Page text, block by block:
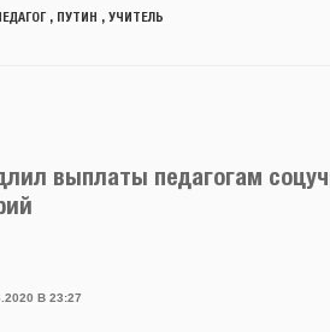
, ПУТИН , УЧИТЕЛЬ
выплаты педагогам
В 23:27